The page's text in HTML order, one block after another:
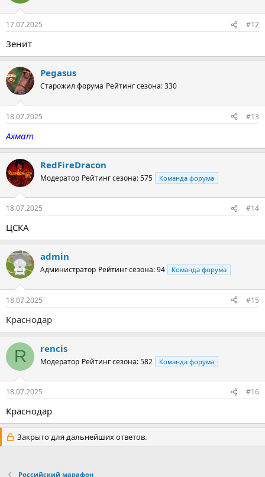
17.07.2025 #12
Зенит
Pegasus
Старожил форума Рейтинг сезона: 330
18.07.2025 #13
Ахмат
RedFireDracon
Модератор Рейтинг сезона: 575 Команда форума
18.07.2025 #14
ЦСКА
admin
Администратор Рейтинг сезона: 94 Команда форума
18.07.2025 #15
Краснодар
R rencis
Модератор Рейтинг сезона: 582 Команда форума
18.07.2025 #16
Краснодар
Закрыто для дальнейших ответов.
Российский марафон